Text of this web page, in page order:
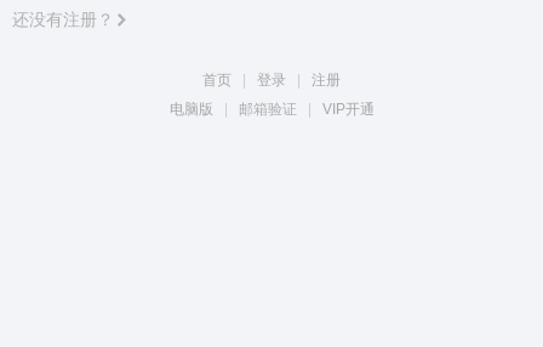
还没有注册？
首页 登录
注册
电脑版
邮箱验证 VIP开通